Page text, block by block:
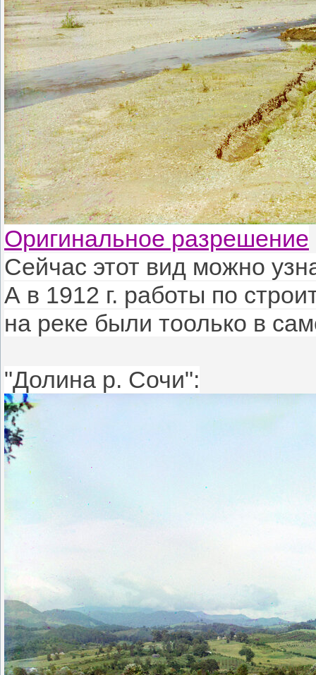
Оригинальное разрешение
Сейчас этот вид можно
А в 1912 г. работы по
на реке были тоолько в
"Долина р. Сочи":